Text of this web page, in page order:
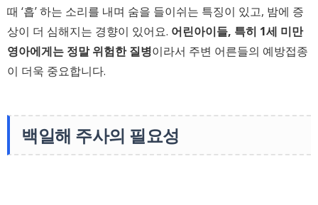
때 ‘흡’ 하는 소리를 내며 숨을 들이쉬는 특징이 있고, 밤에 증
상이 더 심해지는 경향이 있어요. 어린아이들, 특히 1세 미만
영아에게는 정말 위험한 질병이라서 주변 어른들의 예방접종
이 더욱 중요합니다.
백일해 주사의 필요성